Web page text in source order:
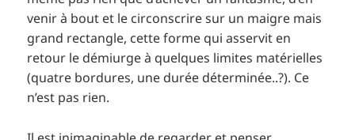
venir à bout et le circonscrire sur un maigre mais
grand rectangle, cette forme qui asservit en
retour le démiurge à quelques limites matérielles
(quatre bordures, une durée déterminée..?). Ce
n’est pas rien.